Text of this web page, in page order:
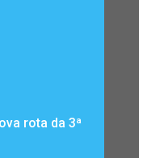
rota da 3ª